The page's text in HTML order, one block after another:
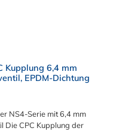
Kupplung 6,4 mm
EPDM-Dichtung
NS4-Serie mit 6,4 mm
Die CPC Kupplung der